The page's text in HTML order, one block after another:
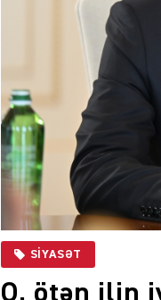
SIYASƏT
O, ötən ilin